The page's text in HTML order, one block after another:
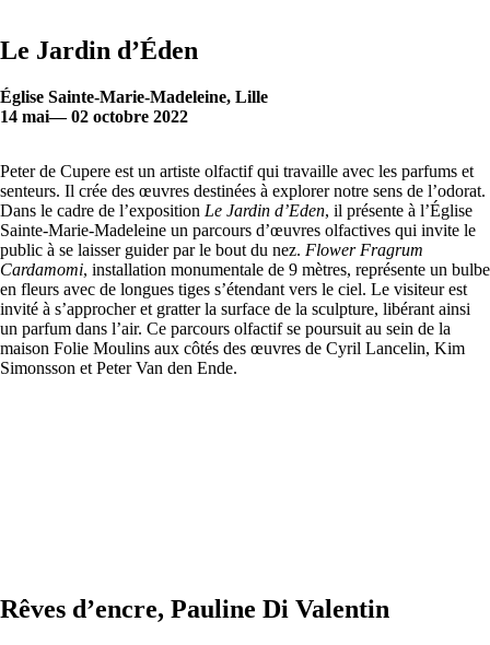
Le Jardin d’Éden
Église Sainte-Marie-Madeleine, Lille
14 mai— 02 octobre 2022
Peter de Cupere est un artiste olfactif qui travaille avec les parfums et
senteurs. Il crée des œuvres destinées à explorer notre sens de l’odorat.
Dans le cadre de l’exposition Le Jardin d’Eden, il présente à l’Église
Sainte-Marie-Madeleine un parcours d’œuvres olfactives qui invite le
public à se laisser guider par le bout du nez. Flower Fragrum
Cardamomi, installation monumentale de 9 mètres, représente un bulbe
en fleurs avec de longues tiges s’étendant vers le ciel. Le visiteur est
invité à s’approcher et gratter la surface de la sculpture, libérant ainsi
un parfum dans l’air. Ce parcours olfactif se poursuit au sein de la
maison Folie Moulins aux côtés des œuvres de Cyril Lancelin, Kim
Simonsson et Peter Van den Ende.
Rêves d’encre, Pauline Di Valentin